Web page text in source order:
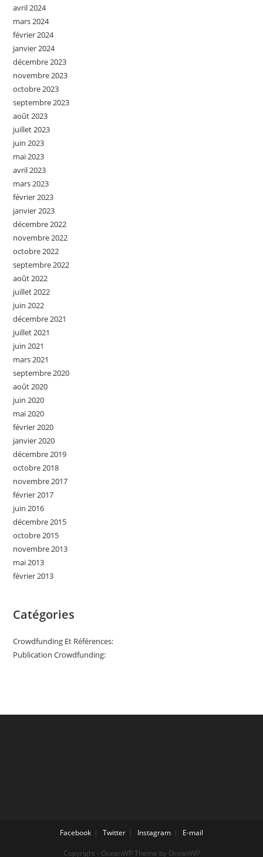
avril 2024
mars 2024
février 2024
janvier 2024
décembre 2023
novembre 2023
octobre 2023
septembre 2023
août 2023
juillet 2023
juin 2023
mai 2023
avril 2023
mars 2023
février 2023
janvier 2023
décembre 2022
novembre 2022
octobre 2022
septembre 2022
août 2022
juillet 2022
juin 2022
décembre 2021
juillet 2021
juin 2021
mars 2021
septembre 2020
août 2020
juin 2020
mai 2020
février 2020
janvier 2020
décembre 2019
octobre 2018
novembre 2017
février 2017
juin 2016
décembre 2015
octobre 2015
novembre 2013
mai 2013
février 2013
Catégories
Crowdfunding Et Références:
Publication Crowdfunding:
Facebook Twitter Instagram E-mail
Copyright - OceanWP Theme by OceanWP